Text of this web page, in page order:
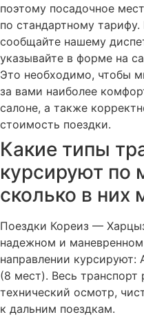
поэтому посадочное
по стандартному
сообщайте нашему
указывайте в форме на
Это необходимо, чтобы
за вами наиболее
салоне, а также
стоимость поездки.
Какие типы
курсируют по
сколько в них
Поездки Кореиз —
надежном и
направлении
(8 мест). Весь транспорт
технический осмотр,
к дальним поездкам.